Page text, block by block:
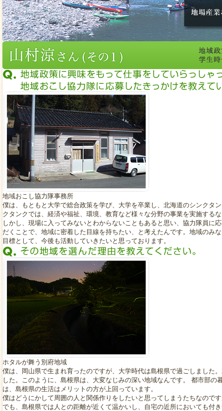
地域おこし協力隊事務所
僕は、もともと大学で総合政策を学び、大学を卒業し、北海道のシンクタ
クタンクでは、経済や福祉、環境、教育など様々な分野の事業を実施する
しかし、現場に入ってみないとわからないこともあると思い、協力隊員に
だくことで、地域に密着した目線を持ちたい、と考えたんです。地域のみ
目標として、今後も活動していきたいと思っております。
ホタルが舞う別府地域
僕は、岡山県で生まれ育ったのですが、大学時代は島根県で過ごしました
した。このように、島根県は、大変なじみの深い地域なんです。 都市部
は、島根県の生活はメリットの方が上回っています。
僕はどうにかして周囲の人と関係作りをしたいと思ってしまうたちなので
でも、島根県では人との距離が近くて温かいし、自宅の近所においても付